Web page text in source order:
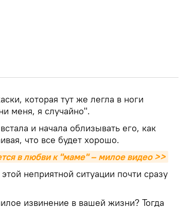
которая тут же легла в ноги
меня, я случайно".
и начала облизывать его, как
что все будет хорошо.
в любви к "маме" – милое видео >>
неприятной ситуации почти сразу
извинение в вашей жизни? Тогда